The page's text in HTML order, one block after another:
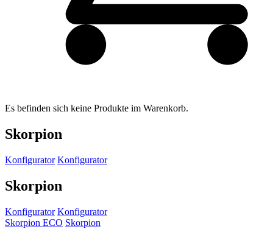
Es befinden sich keine Produkte im Warenkorb.
Skorpion
Konfigurator Konfigurator
Skorpion
Konfigurator Konfigurator
Skorpion ECO Skorpion